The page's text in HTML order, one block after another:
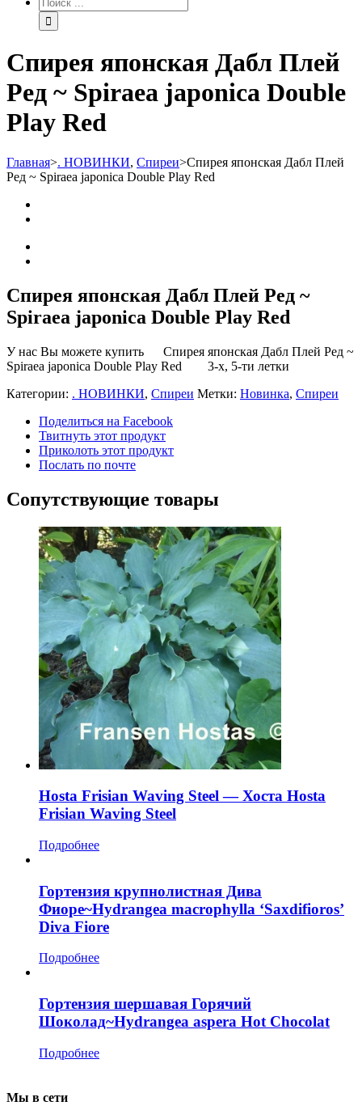
Спирея японская Дабл Плей
Ред ~ Spiraea japonica Double
Play Red
Главная>. НОВИНКИ, Спиреи>Спирея японская Дабл Плей
Ред ~ Spiraea japonica Double Play Red
Спирея японская Дабл Плей Ред ~
Spiraea japonica Double Play Red
У нас Вы можете купить Спирея японская Дабл Плей Ред ~
Spiraea japonica Double Play Red 3-х, 5-ти летки
Категории: . НОВИНКИ, Спиреи Метки: Новинка, Спиреи
Поделиться на Facebook
Твитнуть этот продукт
Приколоть этот продукт
Послать по почте
Сопутствующие товары
Hosta Frisian Waving Steel — Хоста Hosta
Frisian Waving Steel
Подробнее
Гортензия крупнолистная Дива
Фиоре~Hydrangea macrophylla ‘Saxdifioros’
Diva Fiore
Подробнее
Гортензия шершавая Горячий
Шоколад~Hydrangea aspera Hot Chocolat
Подробнее
Мы в сети